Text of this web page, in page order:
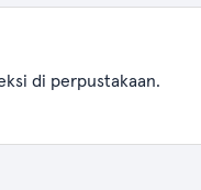
di perpustakaan.